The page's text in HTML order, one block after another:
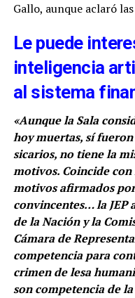
Gallo, aunque aclaró
Le puede
inteligencia
al sistema
«Aunque la Sala
hoy muertas, sí
sicarios, no tiene la
motivos. Coincide
motivos afirmados
convincentes… la JEP
de la Nación y la
Cámara de
competencia para
crimen de lesa
son competencia de la